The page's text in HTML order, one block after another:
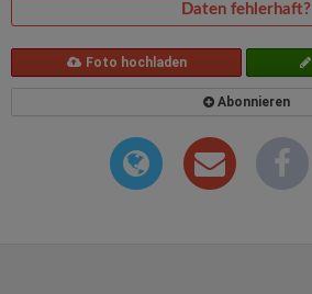
Daten fehlerhaft?
Foto hochladen
Abonnieren